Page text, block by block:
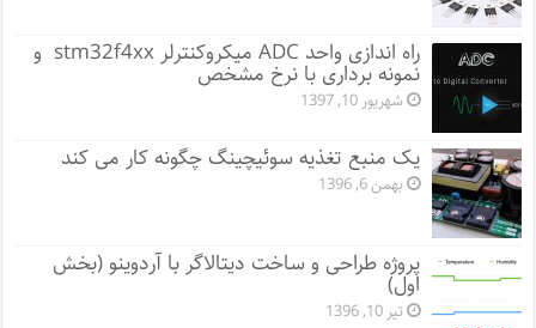
راه اندازی واحد ADC میکروکنترلر stm32f4xx و
نمونه برداری با نرخ مشخص
شهریور 10, 1397
یک منبع تغذیه سوئیچینگ چگونه کار می کند
بهمن 6, 1396
پروژه طراحی و ساخت دیتالاگر با آردوینو (بخش
اول)
تیر 10, 1396